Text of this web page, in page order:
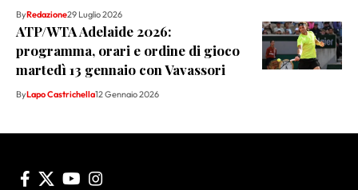
ByRedazione29 Luglio 2026
ATP/WTA Adelaide 2026:
programma, orari e ordine di gioco
martedì 13 gennaio con Vavassori
ByLapo Castrichella12 Gennaio 2026